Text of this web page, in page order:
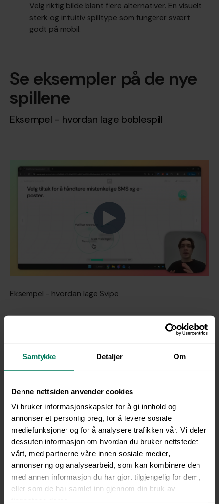
Samtykke Detaljer Om
Denne nettsiden anvender cookies
Vi bruker informasjonskapsler for å gi innhold og
annonser et personlig preg, for å levere sosiale
mediefunksjoner og for å analysere trafikken vår. Vi deler
dessuten informasjon om hvordan du bruker nettstedet
vårt, med partnerne våre innen sosiale medier,
annonsering og analysearbeid, som kan kombinere den
med annen informasjon du har gjort tilgjengelig for dem,
eller som de har samlet inn gjennom din bruk av
Velg riktig bilde blant flere alternativer. En visuelt
sterk og intuitiv spilltype som fungerer svært
godt på mobil.
Se eksempler på de nye
spillene
Eksempel - hvordan lage boblespill
Eksempel - hvordan lage Svipe
Hvorfor spill gir bedre
opplæring